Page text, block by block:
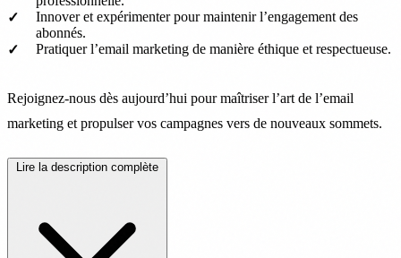
Innover et expérimenter pour maintenir l’engagement des
abonnés.
Pratiquer l’email marketing de manière éthique et respectueuse.
Rejoignez-nous dès aujourd’hui pour maîtriser l’art de l’email
marketing et propulser vos campagnes vers de nouveaux sommets.
Lire la description complète